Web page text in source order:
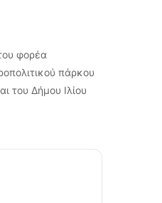
φορέα
πάρκου
του Δήμου Ιλίου